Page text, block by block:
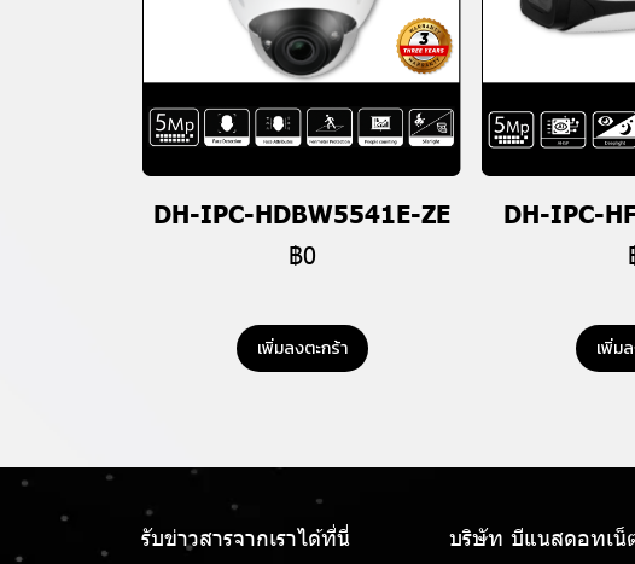
DH-IPC-HDBW5541E-ZE
฿0
เพิ่มลงตะกร้า
DH-IPC-
เพิ่ม
รับข่าวสารจากเราได้ที่นี่ บริษัท บีแนสดอทเน็